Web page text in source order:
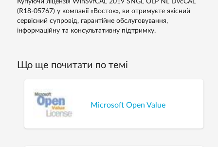
Купуючи ліцензія WinSvrCAL 2019 SNGL OLP NL DvcCAL
(R18-05767) у компанії «Восток», ви отримуєте якісний
сервісний супровід, гарантійне обслуговування,
інформаційну та консультативну підтримку.
Що ще почитати по темі
Microsoft Open Value